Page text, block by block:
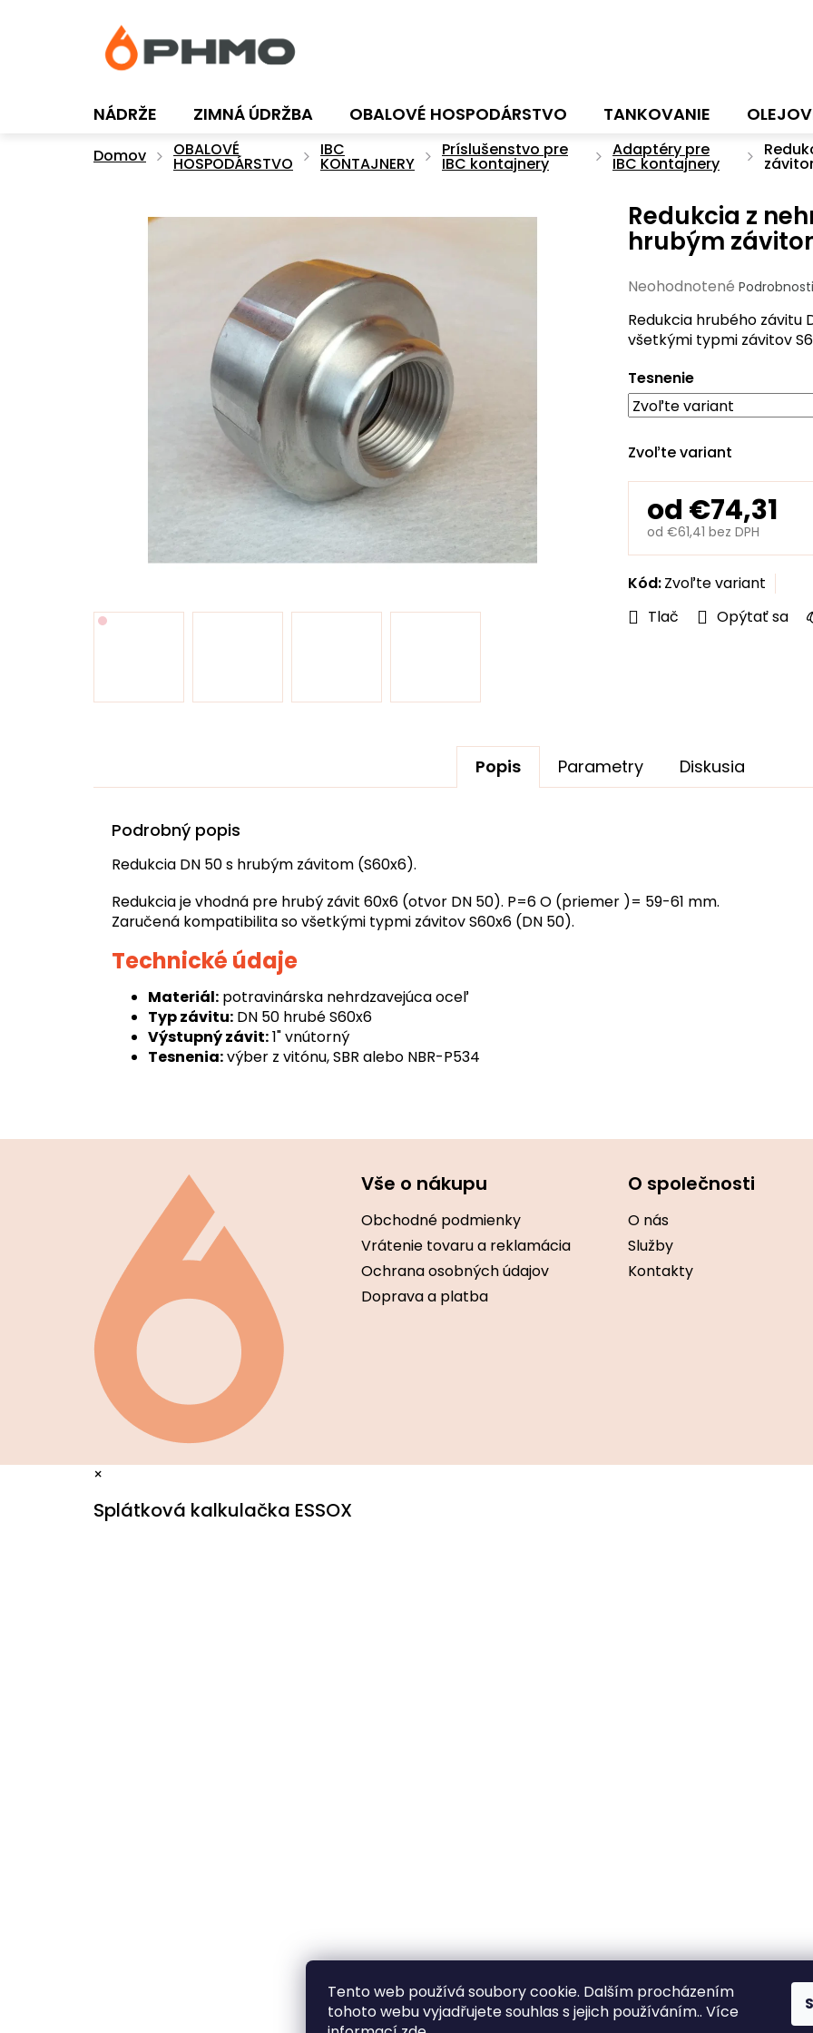
Tento web používá soubory cookie. Dalším procházením
tohoto webu vyjadřujete souhlas s jejich používáním.. Více
NÁDRŽE ZIMNÁ ÚDRŽBA OBALOVÉ HOSPODÁRSTVO TANKOVANIE
Domov OBALOVÉ
HOSPODÁRSTVO
IBC
KONTAJNERY
Príslušenstvo pre
IBC kontajnery
Adaptéry pre
IBC kontajnery
Tesnenie
Redukcia hrubého závitu
všetkými typmi závitov
Tlač Opýtať sa
Kód:Zvoľte variant
Zvoľte variant
od €74,31
od €61,41 bez DPH
Redukcia z
hrubým
Priemerné
produktu
je
z
5
Neohodnotené
Popis Parametry Diskusia
Podrobný popis
Redukcia DN 50 s hrubým závitom (S60x6).
Redukcia je vhodná pre hrubý závit 60x6 (otvor DN 50). P=6 O (priemer )= 59-61 mm.
Zaručená kompatibilita so všetkými typmi závitov S60x6 (DN 50).
Technické údaje
Materiál: potravinárska nehrdzavejúca oceľ
Typ závitu: DN 50 hrubé S60x6
Výstupný závit:1" vnútorný
Tesnenia:výber z vitónu, SBR alebo NBR-P534
Vše o nákupu
Obchodné podmienky
Vrátenie tovaru a reklamácia
Ochrana osobných údajov
Doprava a platba
O společnosti
O nás
Služby
Kontakty
×
Splátková kalkulačka ESSOX